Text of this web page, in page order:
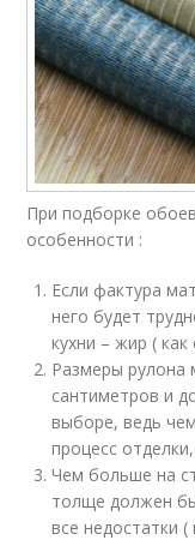
При подборке
особенности :
Если фактура
него будет
кухни – жир (
Размеры рулона
сантиметров и
выборе, ведь
процесс
Чем больше на
толще должен
все недостатки